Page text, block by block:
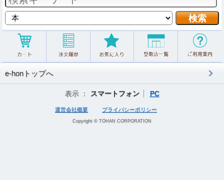
e-honトップへ
表示 ： スマートフォン PC
運営会社概要 プライバシーポリシー
Copyright © TOHAN CORPORATION